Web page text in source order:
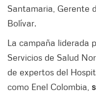
Santamaria, Gerente
Bolívar.
La campaña liderada
Servicios de Salud
de expertos del
como Enel Colombia,